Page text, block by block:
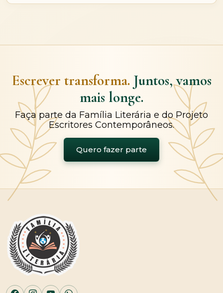
Escrever transforma. Juntos, vamos
mais longe.
Faça parte da Família Literária e do Projeto
Escritores Contemporâneos.
Quero fazer parte